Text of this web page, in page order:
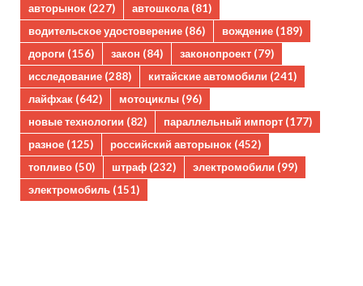
авторынок (227) автошкола (81)
водительское удостоверение (86) вождение (189)
дороги (156) закон (84) законопроект (79)
исследование (288) китайские автомобили (241)
лайфхак (642) мотоциклы (96)
новые технологии (82) параллельный импорт (177)
разное (125) российский авторынок (452)
топливо (50) штраф (232) электромобили (99)
электромобиль (151)